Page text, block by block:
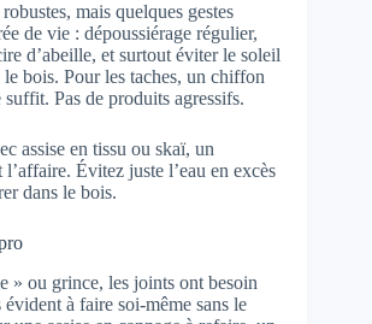
mais quelques gestes
de vie : dépoussiérage régulier,
d’abeille, et surtout éviter le soleil
le bois. Pour les taches, un chiffon
Pas de produits agressifs.
assise en tissu ou skaï, un
Évitez juste l’eau en excès
dans le bois.
» ou grince, les joints ont besoin
évident à faire soi-même sans le